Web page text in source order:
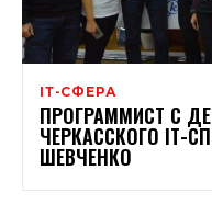
ІТ-СФЕРА
ПРОГРАММИСТ С
ЧЕРКАССКОГО ІТ-
ШЕВЧЕНКО